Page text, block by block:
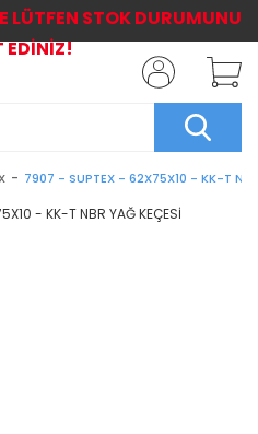
7907 - SUPTEX - 62X75X10 - KK-T
LÜTFEN STOK DURUMUNU
EDİNİZ!